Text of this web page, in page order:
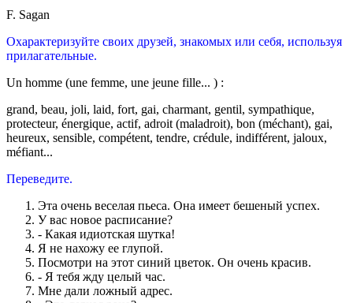
F. Sagan
Охарактеризуйте своих друзей, знакомых или себя, используя
прилагательные.
Un homme (une femme, une jeune fille... ) :
grand, beau, joli, laid, fort, gai, charmant, gentil, sympathique,
protecteur, énergique, actif, adroit (maladroit), bon (méchant), gai,
heureux, sensible, compétent, tendre, crédule, indifférent, jaloux,
méfiant...
Переведите.
Эта очень веселая пьеса. Она имеет бешеный успех.
У вас новое расписание?
- Какая идиотская шутка!
Я не нахожу ее глупой.
Посмотри на этот синий цветок. Он очень красив.
- Я тебя жду целый час.
Мне дали ложный адрес.